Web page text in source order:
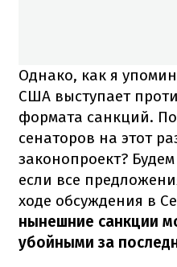
Однако, как я
США выступает
формата санкций.
сенаторов на этот
законопроект?
если все
ходе обсуждения в
нынешние санкции
убойными за